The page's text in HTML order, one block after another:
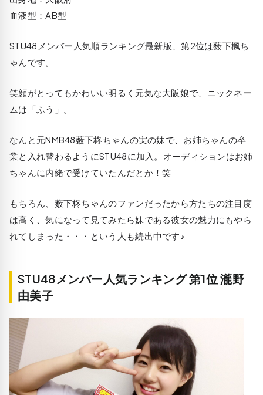
血液型：AB型
STU48メンバー人気順ランキング最新版、第2位は薮下楓ち
ゃんです。
笑顔がとってもかわいい明るく元気な大阪娘で、ニックネー
ムは「ふう」。
なんと元NMB48薮下柊ちゃんの実の妹で、お姉ちゃんの卒
業と入れ替わるようにSTU48に加入。オーディションはお姉
ちゃんに内緒で受けていたんだとか！笑
もちろん、薮下柊ちゃんのファンだったから方たちの注目度
は高く、気になって見てみたら妹である彼女の魅力にもやら
れてしまった・・・という人も続出中です♪
STU48メンバー人気ランキング 第1位 瀧野
由美子